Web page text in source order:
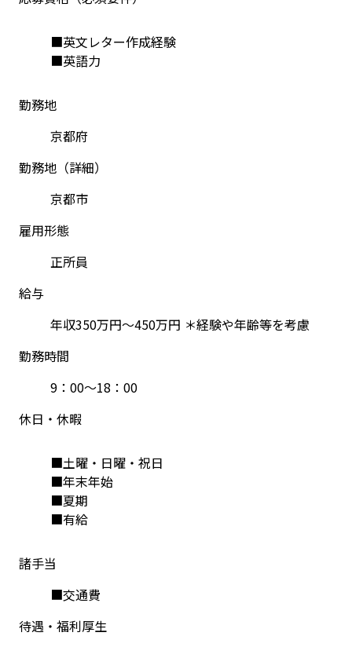
■英文レター作成経験
■英語力
勤務地
京都府
勤務地（詳細）
京都市
雇用形態
正所員
給与
年収350万円～450万円 ＊経験や年齢等を考慮
勤務時間
9：00～18：00
休日・休暇
■土曜・日曜・祝日
■年末年始
■夏期
■有給
諸手当
■交通費
待遇・福利厚生